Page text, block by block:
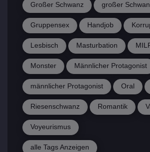
Großer Schwanz großer
Gruppensex Handjob
Lesbisch Masturbation
Monster Männlicher Protagonist
männlicher Protagonist Oral
Riesenschwanz Romantik
Voyeurismus
alle Tags Anzeigen